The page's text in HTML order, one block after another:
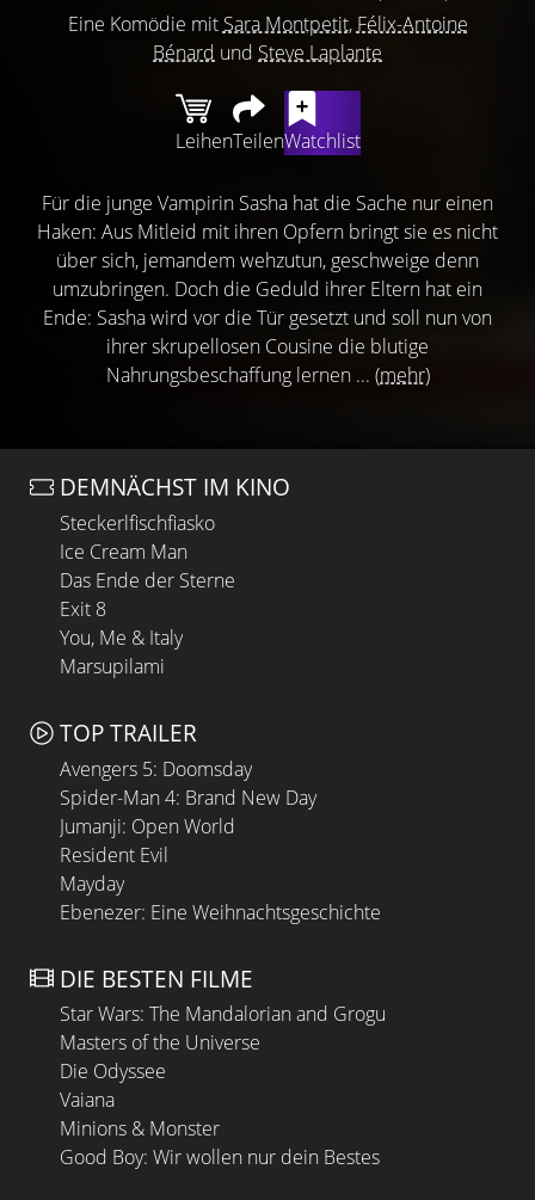
Eine Komödie mit Sara Montpetit, Félix-Antoine
Bénard und Steve Laplante
LeihenTeilenWatchlist
Für die junge Vampirin Sasha hat die Sache nur einen
Haken: Aus Mitleid mit ihren Opfern bringt sie es nicht
über sich, jemandem wehzutun, geschweige denn
umzubringen. Doch die Geduld ihrer Eltern hat ein
Ende: Sasha wird vor die Tür gesetzt und soll nun von
ihrer skrupellosen Cousine die blutige
Nahrungsbeschaffung lernen ... (mehr)
DEMNÄCHST IM KINO
Steckerlfischfiasko
Ice Cream Man
Das Ende der Sterne
Exit 8
You, Me & Italy
Marsupilami
TOP TRAILER
Avengers 5: Doomsday
Spider-Man 4: Brand New Day
Jumanji: Open World
Resident Evil
Mayday
Ebenezer: Eine Weihnachtsgeschichte
DIE BESTEN FILME
Star Wars: The Mandalorian and Grogu
Masters of the Universe
Die Odyssee
Vaiana
Minions & Monster
Good Boy: Wir wollen nur dein Bestes